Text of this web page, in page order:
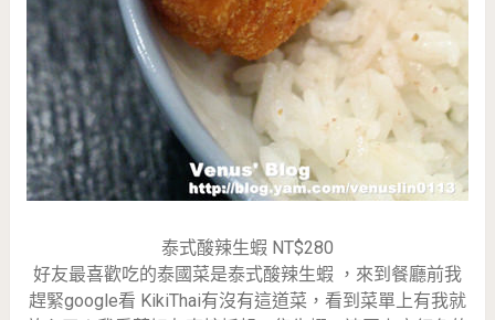
泰式酸辣生蝦 NT$280
好友最喜歡吃的泰國菜是泰式酸辣生蝦 ，來到餐廳前我
趕緊google看 KikiThai有沒有這道菜，看到菜單上有我就